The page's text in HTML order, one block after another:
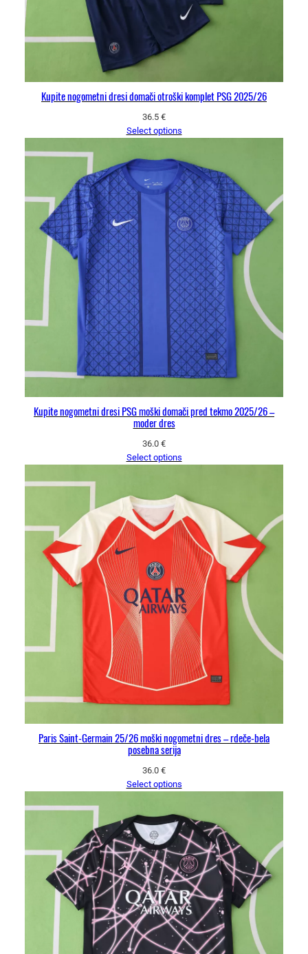
Kupite nogometni dresi domači otroški komplet PSG 2025/26
36.5 €
Select options
Kupite nogometni dresi PSG moški domači pred tekmo 2025/26 –
moder dres
36.0 €
Select options
Paris Saint-Germain 25/26 moški nogometni dres – rdeče-bela
posebna serija
36.0 €
Select options